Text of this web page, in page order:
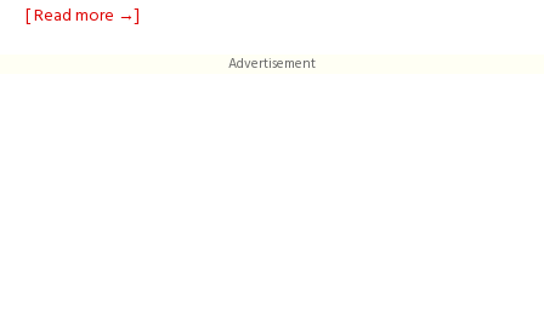
[ Read more →]
Advertisement